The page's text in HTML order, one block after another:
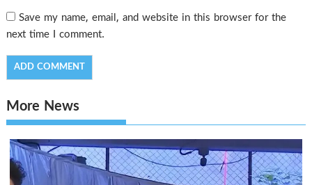
Save my name, email, and website in this browser for the
next time I comment.
More News